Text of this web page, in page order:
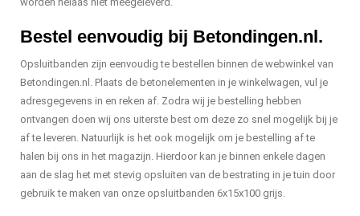
Bestel eenvoudig bij Betondingen.nl.
Opsluitbanden zijn eenvoudig te bestellen binnen de webwinkel van
Betondingen.nl. Plaats de betonelementen in je winkelwagen, vul je
adresgegevens in en reken af. Zodra wij je bestelling hebben
ontvangen doen wij ons uiterste best om deze zo snel mogelijk bij je
af te leveren. Natuurlijk is het ook mogelijk om je bestelling af te
halen bij ons in het magazijn. Hierdoor kan je binnen enkele dagen
aan de slag het met stevig opsluiten van de bestrating in je tuin door
gebruik te maken van onze opsluitbanden 6x15x100 grijs.